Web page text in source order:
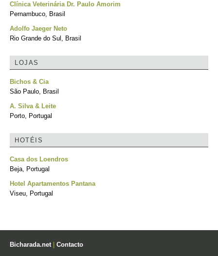
Clínica Veterinária Dr. Paulo Amorim
Pernambuco, Brasil
Adolfo Jaeger Neto
Rio Grande do Sul, Brasil
LOJAS
Bichos & Cia
São Paulo, Brasil
A. Silva & Leite
Porto, Portugal
HOTÉIS
Casa dos Loendros
Beja, Portugal
Hotel Apartamentos Pantana
Viseu, Portugal
Bicharada.net| Contacto